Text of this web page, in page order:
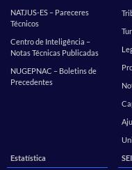
NATJUS-ES – Pareceres
Técnicos
Centro de Inteligência –
Notas Técnicas Publicadas
NUGEPNAC – Boletins de
Precedentes
Estatística
SEI